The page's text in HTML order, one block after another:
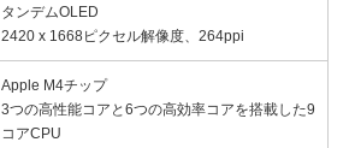
タンデムOLED
2420 x 1668ピクセル解像度、264ppi
Apple M4チップ
3つの高性能コアと6つの高効率コアを搭載した9
コアCPU